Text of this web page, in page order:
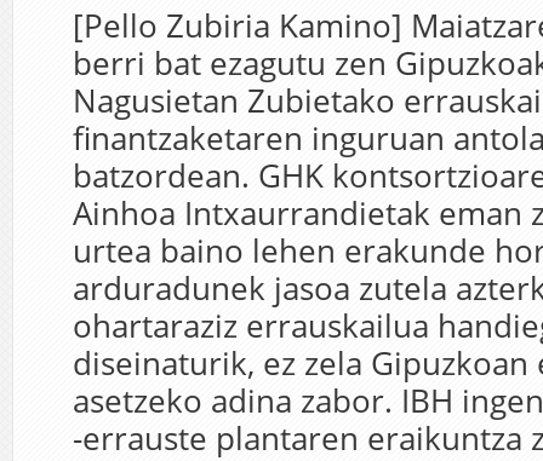
[Pello Zubiria Kamino]
berri bat ezagutu zen
Nagusietan Zubietako
finantzaketaren inguruan
batzordean. GHK
Ainhoa Intxaurrandietak eman
urtea baino lehen erakunde
arduradunek jasoa zutela
ohartaraziz errauskailua
diseinaturik, ez zela Gipuzkoan
asetzeko adina zabor. IBH
-errauste plantaren eraikuntza